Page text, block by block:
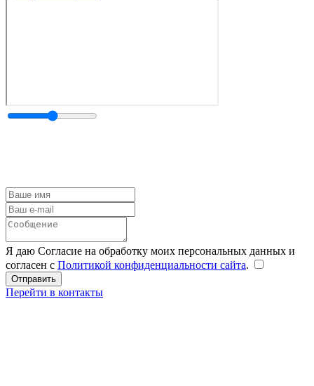
Я даю Согласие на обработку моих персональных данных и
согласен с Политикой конфиденциальности сайта.
Перейти в контакты